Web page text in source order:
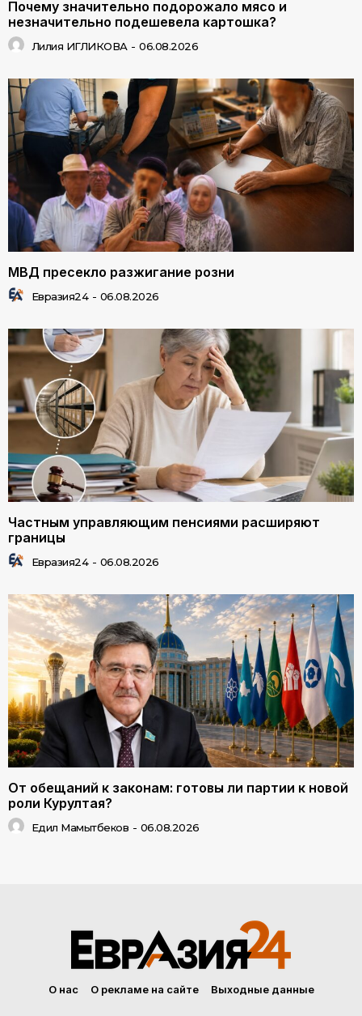
Почему значительно подорожало мясо и
незначительно подешевела картошка?
Лилия ИГЛИКОВА - 06.08.2026
МВД пресекло разжигание розни
Евразия24 - 06.08.2026
Частным управляющим пенсиями расширяют
границы
Евразия24 - 06.08.2026
От обещаний к законам: готовы ли партии к новой
роли Курултая?
Едил Мамытбеков - 06.08.2026
О нас О рекламе на сайте Выходные данные